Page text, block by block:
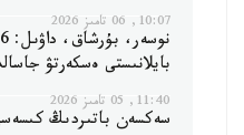
10:07, 06 تامىز 2026
بايلانىستى ەسكەرتۋ
11:40, 05 تامىز 2026
سەكسەن باتىردىڭ